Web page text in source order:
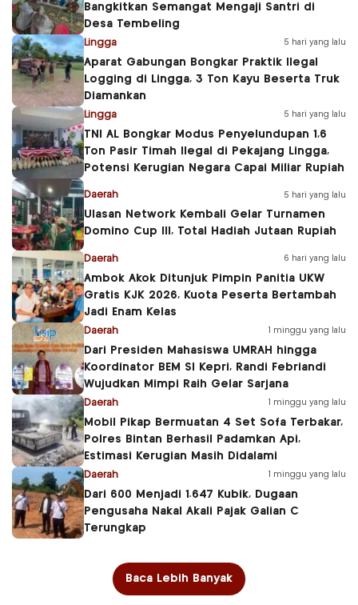
Bangkitkan Semangat Mengaji Santri di
Desa Tembeling
Lingga 5 hari yang lalu
Aparat Gabungan Bongkar Praktik Ilegal
Logging di Lingga, 3 Ton Kayu Beserta Truk
Diamankan
Lingga 5 hari yang lalu
TNI AL Bongkar Modus Penyelundupan 1,6
Ton Pasir Timah Ilegal di Pekajang Lingga,
Potensi Kerugian Negara Capai Miliar Rupiah
Daerah 5 hari yang lalu
Ulasan Network Kembali Gelar Turnamen
Domino Cup III, Total Hadiah Jutaan Rupiah
Daerah 6 hari yang lalu
Ambok Akok Ditunjuk Pimpin Panitia UKW
Gratis KJK 2026, Kuota Peserta Bertambah
Jadi Enam Kelas
Daerah 1 minggu yang lalu
Dari Presiden Mahasiswa UMRAH hingga
Koordinator BEM SI Kepri, Randi Febriandi
Wujudkan Mimpi Raih Gelar Sarjana
Daerah 1 minggu yang lalu
Mobil Pikap Bermuatan 4 Set Sofa Terbakar,
Polres Bintan Berhasil Padamkan Api,
Estimasi Kerugian Masih Didalami
Daerah 1 minggu yang lalu
Dari 600 Menjadi 1.647 Kubik, Dugaan
Pengusaha Nakal Akali Pajak Galian C
Terungkap
Baca Lebih Banyak